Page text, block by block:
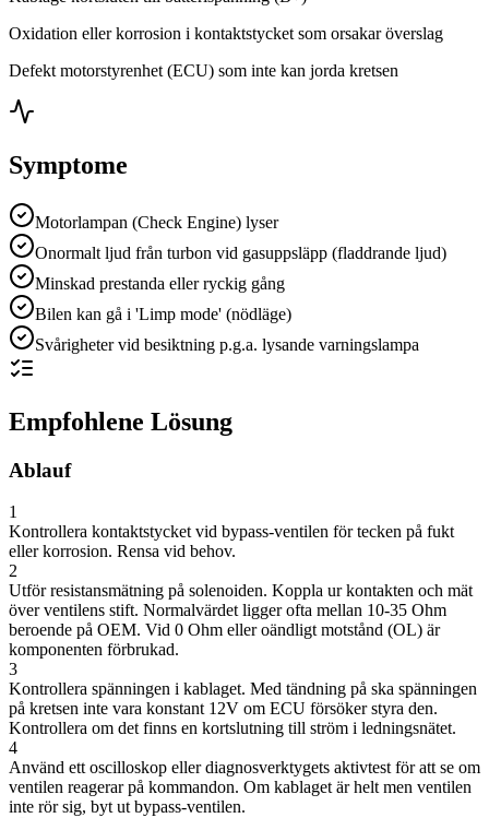
Oxidation eller korrosion i kontaktstycket som orsakar överslag
Defekt motorstyrenhet (ECU) som inte kan jorda kretsen
Symptome
Motorlampan (Check Engine) lyser
Onormalt ljud från turbon vid gasuppsläpp (fladdrande ljud)
Minskad prestanda eller ryckig gång
Bilen kan gå i 'Limp mode' (nödläge)
Svårigheter vid besiktning p.g.a. lysande varningslampa
Empfohlene Lösung
Ablauf
1
Kontrollera kontaktstycket vid bypass-ventilen för tecken på fukt
eller korrosion. Rensa vid behov.
2
Utför resistansmätning på solenoiden. Koppla ur kontakten och mät
över ventilens stift. Normalvärdet ligger ofta mellan 10-35 Ohm
beroende på OEM. Vid 0 Ohm eller oändligt motstånd (OL) är
komponenten förbrukad.
3
Kontrollera spänningen i kablaget. Med tändning på ska spänningen
på kretsen inte vara konstant 12V om ECU försöker styra den.
Kontrollera om det finns en kortslutning till ström i ledningsnätet.
4
Använd ett oscilloskop eller diagnosverktygets aktivtest för att se om
ventilen reagerar på kommandon. Om kablaget är helt men ventilen
inte rör sig, byt ut bypass-ventilen.